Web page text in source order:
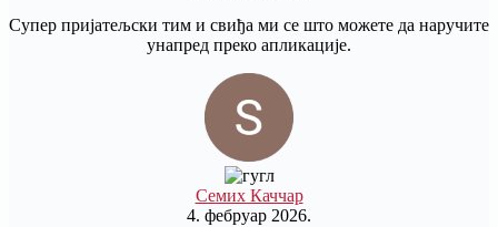
Супер пријатељски тим и свиђа ми се што можете да наручите
унапред преко апликације.
Семих Каччар
4. фебруар 2026.